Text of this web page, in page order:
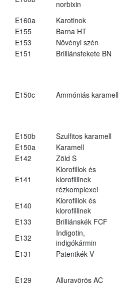
norbixin
E160a
Karotinok
E155
Barna HT
E153
Növényi szén
E151
Brilliánsfekete BN
E150c Ammóniás karamell
E150b
Szulfitos karamell
E150a
Karamell
E142
Zöld S
E141
Klorofillok és
klorofillinek
rézkomplexei
E140
Klorofillok és
klorofillinek
E133
Brilliánskék FCF
E132
Indigotin,
indigókármin
E131
Patentkék V
E129 Alluravörös AC